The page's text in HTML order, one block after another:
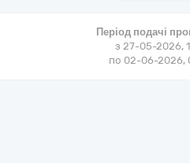
Період подачі
з 27-05-2026,
по 02-06-2026,